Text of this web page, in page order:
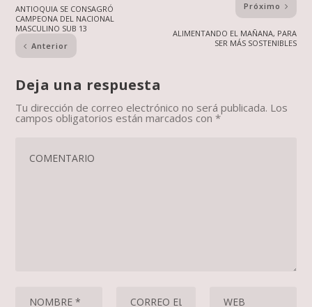
ANTIOQUIA SE CONSAGRÓ
CAMPEONA DEL NACIONAL
MASCULINO SUB 13
Anterior
Próximo
ALIMENTANDO EL MAÑANA, PARA
SER MÁS SOSTENIBLES
Deja una respuesta
Tu dirección de correo electrónico no será publicada. Los
campos obligatorios están marcados con*